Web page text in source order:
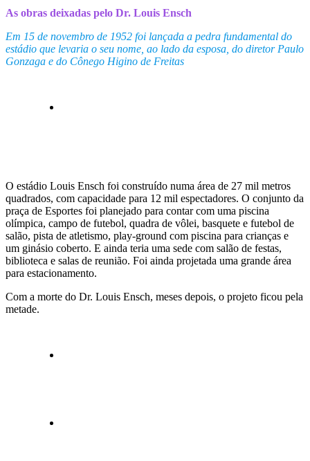
As obras deixadas pelo Dr. Louis Ensch
Em 15 de novembro de 1952 foi lançada a pedra fundamental do
estádio que levaria o seu nome, ao lado da esposa, do diretor Paulo
Gonzaga e do Cônego Higino de Freitas
O estádio Louis Ensch foi construído numa área de 27 mil metros
quadrados, com capacidade para 12 mil espectadores. O conjunto da
praça de Esportes foi planejado para contar com uma piscina
olímpica, campo de futebol, quadra de vôlei, basquete e futebol de
salão, pista de atletismo, play-ground com piscina para crianças e
um ginásio coberto. E ainda teria uma sede com salão de festas,
biblioteca e salas de reunião. Foi ainda projetada uma grande área
para estacionamento.
Com a morte do Dr. Louis Ensch, meses depois, o projeto ficou pela
metade.